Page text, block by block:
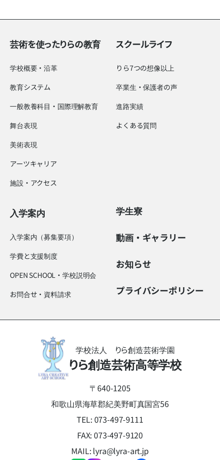
芸術を使ったりらの教育
学校概要・沿革
教育システム
一般教養科目・国際理解教育
舞台表現
美術表現
アーツキャリア
施設・アクセス
スクールライフ
りら7つの想像以上
卒業生・保護者の声
進路実績
よくある質問
入学案内
入学案内（募集要項）
学費と支援制度
OPEN SCHOOL・学校説明会
お問合せ・資料請求
学生寮
動画・ギャラリー
お知らせ
プライバシーポリシー
学校法人 りら創造芸術学園
りら創造芸術高等学校
〒640-1205
和歌山県海草郡紀美野町真国宮56
TEL:073-497-9111
FAX: 073-497-9120
MAIL:lyra@lyra-art.jp